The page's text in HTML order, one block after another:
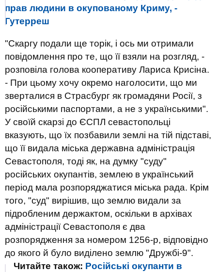
прав людини в окупованому Криму, -
Гутерреш
"Скаргу подали ще торік, і ось ми отримали
повідомлення про те, що її взяли на розгляд, -
розповіла голова кооперативу Лариса Крисіна.
- При цьому хочу окремо наголосити, що ми
зверталися в Страсбург як громадяни Росії, з
російськими паспортами, а не з українськими".
У своїй скарзі до ЄСПЛ севастопольці
вказують, що їх позбавили землі на тій підставі,
що її видала міська державна адміністрація
Севастополя, тоді як, на думку "суду"
російських окупантів, землею в український
період мала розпоряджатися міська рада. Крім
того, "суд" вирішив, що землю видали за
підробленим держактом, оскільки в архівах
адміністрації Севастополя є два
розпорядження за номером 1256-р, відповідно
до якого й було виділено землю "Дружбі-9".
Читайте також: Російські окупанти в